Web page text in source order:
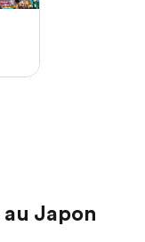
Japon